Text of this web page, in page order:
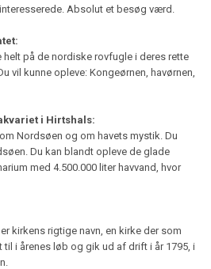
Absolut et besøg værd.
på de nordiske rovfugle i deres rette
vil kunne opleve: Kongeørnen, havørnen,
i Hirtshals:
Nordsøen og om havets mystik. Du
Du kan blandt opleve de glade
med 4.500.000 liter havvand, hvor
kirkens rigtige navn, en kirke der som
til i årenes løb og gik ud af drift i år 1795, i